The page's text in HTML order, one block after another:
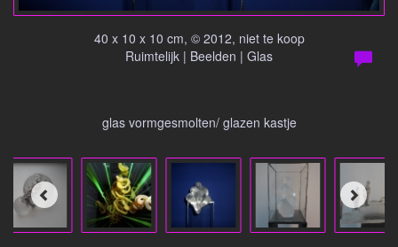
40 x 10 x 10 cm, © 2012, niet te koop
Ruimtelijk | Beelden | Glas
glas vormgesmolten/ glazen kastje